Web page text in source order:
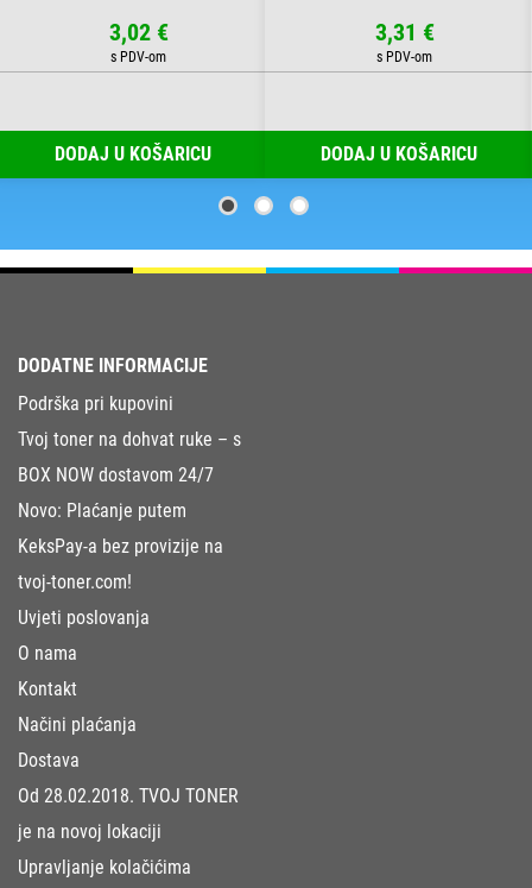
3,02 €
DODAJ U KOŠARICU
3,31 €
DODAJ U KOŠARICU
DODATNE INFORMACIJE
Podrška pri kupovini
Tvoj toner na dohvat ruke – s
BOX NOW dostavom 24/7
Novo: Plaćanje putem
KeksPay-a bez provizije na
tvoj-toner.com!
Uvjeti poslovanja
O nama
Kontakt
Načini plaćanja
Dostava
Od 28.02.2018. TVOJ TONER
je na novoj lokaciji
Upravljanje kolačićima